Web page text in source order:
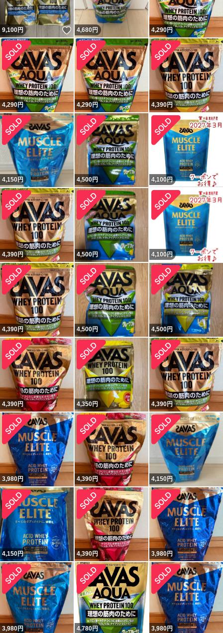
9,100円 いいね！
4,680円 4,290円
4,290円 4,290円 4,390円
4,150円 4,500円 4,100円
4,390円 4,500円 4,100円
4,390円 4,500円 4,500円
4,390円 4,350円 4,390円
3,980円 4,390円 4,150円
4,150円 4,390円 3,980円
3,980円 4,780円 3,980円